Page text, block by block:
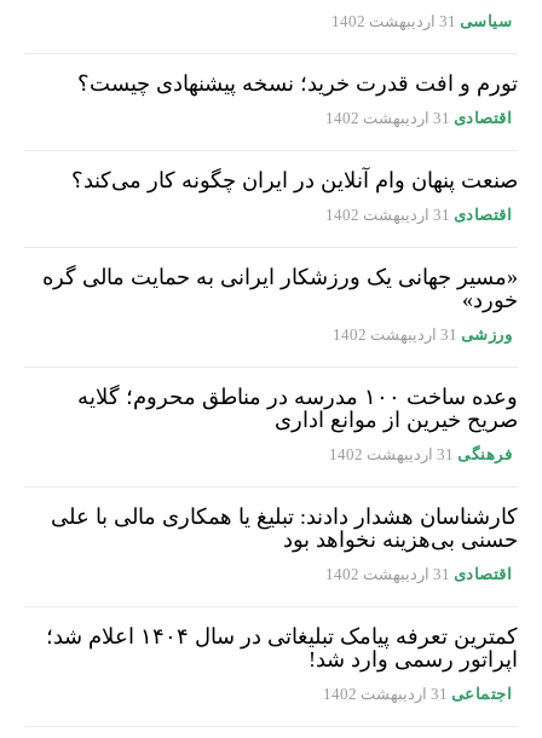
سیاسی 31 اردیبهشت 1402
تورم و افت قدرت خرید؛ نسخه پیشنهادی چیست؟
اقتصادی 31 اردیبهشت 1402
صنعت پنهان وام آنلاین در ایران چگونه کار می‌کند؟
اقتصادی 31 اردیبهشت 1402
«مسیر جهانی یک ورزشکار ایرانی به حمایت مالی گره
خورد»
ورزشی 31 اردیبهشت 1402
وعده ساخت ۱۰۰ مدرسه در مناطق محروم؛ گلایه
صریح خیرین از موانع اداری
فرهنگی 31 اردیبهشت 1402
کارشناسان هشدار دادند: تبلیغ یا همکاری مالی با علی
حسنی بی‌هزینه نخواهد بود
اقتصادی 31 اردیبهشت 1402
کمترین تعرفه پیامک تبلیغاتی در سال ۱۴۰۴ اعلام شد؛
اپراتور رسمی وارد شد!
اجتماعی 31 اردیبهشت 1402